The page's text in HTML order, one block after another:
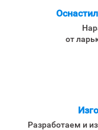
от
Разработаем и